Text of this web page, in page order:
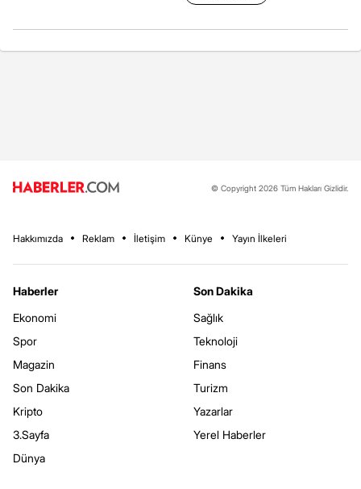
© Copyright 2026 Tüm Hakları Gizlidir.
Hakkımızda Reklam İletişim Künye Yayın İlkeleri
Haberler
Ekonomi
Spor
Magazin
Son Dakika
Kripto
3.Sayfa
Dünya
Son Dakika
Sağlık
Teknoloji
Finans
Turizm
Yazarlar
Yerel Haberler